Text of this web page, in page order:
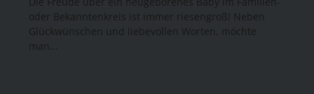
oder Bekanntenkreis ist immer riesengroß! Neben
Glückwünschen und liebevollen Worten, möchte
man...